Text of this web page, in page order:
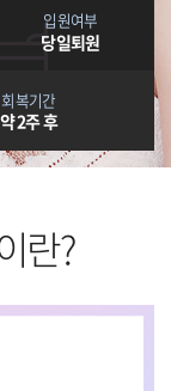
입원여부
당일퇴원
회복기간
약 2주 후
란?